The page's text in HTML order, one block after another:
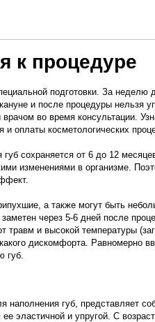
к процедуре
подготовки. За
и после процедуры нельзя
во время консультации.
и оплаты косметологических
сохраняется от 6 до 12
изменениями в организме.
а также могут быть
через 5-6 дней после
травм и высокой температуры
дискомфорта. Равномерно
губ.
наполнения губ, представляет
эластичной и упругой. С